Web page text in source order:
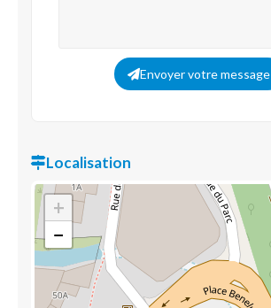
Envoyer votre message
Localisation
+
−